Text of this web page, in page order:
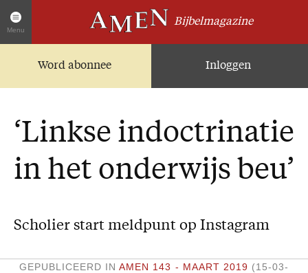
Menu
Bijbelmagazine
Word abonnee Inloggen
Artikelen
Zoek in alle artikelen
Twitter
Facebook
Over AMEN
Geschenkabonnement
‘Linkse indoctrinatie
in het onderwijs beu’
Scholier start meldpunt op Instagram
GEPUBLICEERD INAMEN 143 - MAART 2019 (15-03-